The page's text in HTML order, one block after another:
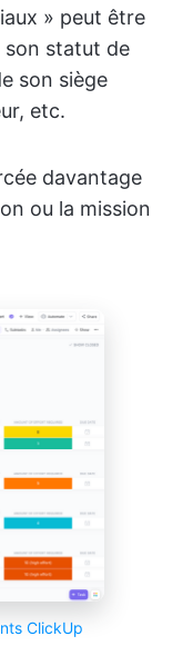
» peut être
son statut de
son siège
etc.
davantage
ou la mission
ClickUp